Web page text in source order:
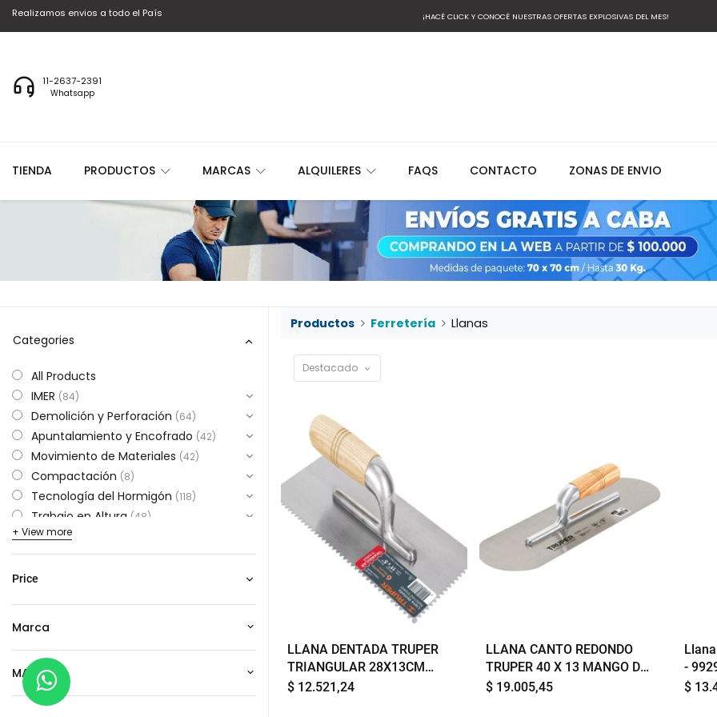
Realizamos envios a todo el País ¡HACÉ CLICK Y CONOCÉ NUESTRAS OFERTAS EXPLOSIVAS DEL MES!
11-2637-2391
Whatsapp
TIENDA PRODUCTOS MARCAS ALQUILERES FAQS CONTACTO ZONAS DE ENVIO
Categories
All Products
IMER (84)
Demolición y Perforación (64)
Apuntalamiento y Encofrado (42)
Movimiento de Materiales (42)
Compactación (8)
Tecnología del Hormigón (118)
Trabajo en Altura (48)
Soldadura
Pintura y Revestimientos (159)
Accesorios para Herramientas
Arco de Sierra y Serruchos (18)
Almacenamiento
Bidones
Candados (2)
+ View more
Price
Marca
MARCA
Prod​​uctos Ferretería Llanas
Destacado
LLANA DENTADA TRUPER
TRIANGULAR 28X13CM
MANGO MADERA 15409
$ 12.521,24
LLANA CANTO REDONDO
TRUPER 40 X 13 MANGO DE
MADERA 12398
$ 19.005,45
-
$